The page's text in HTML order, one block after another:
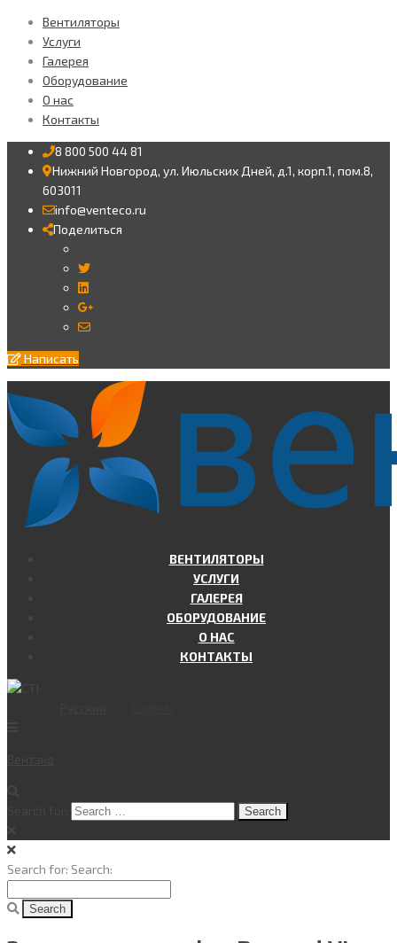
Вентиляторы
Услуги
Галерея
Оборудование
О нас
Контакты
8 800 500 44 81
Нижний Новгород, ул. Июльских Дней, д.1, корп.1, пом.8,
603011
info@venteco.ru
Поделиться
Написать
ВЕНТИЛЯТОРЫ
УСЛУГИ
ГАЛЕРЕЯ
ОБОРУДОВАНИЕ
О НАС
КОНТАКТЫ
Search for: Search: